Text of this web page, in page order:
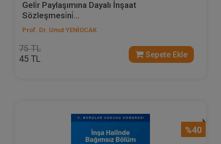
Geli̇r Paylaşımına Dayalı İnşaat
Sözleşmesi̇ni̇...
Prof. Dr. Umut YENİOCAK
75 TL
45 TL Sepete Ekle
%40